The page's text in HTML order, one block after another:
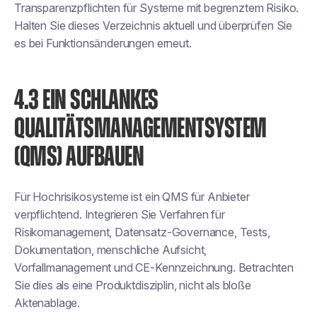
Transparenzpflichten für Systeme mit begrenztem Risiko.
Halten Sie dieses Verzeichnis aktuell und überprüfen Sie
es bei Funktionsänderungen erneut.
4.3 EIN SCHLANKES
QUALITÄTSMANAGEMENTSYSTEM
(QMS) AUFBAUEN
Für Hochrisikosysteme ist ein QMS für Anbieter
verpflichtend. Integrieren Sie Verfahren für
Risikomanagement, Datensatz-Governance, Tests,
Dokumentation, menschliche Aufsicht,
Vorfallmanagement und CE-Kennzeichnung. Betrachten
Sie dies als eine Produktdisziplin, nicht als bloße
Aktenablage.